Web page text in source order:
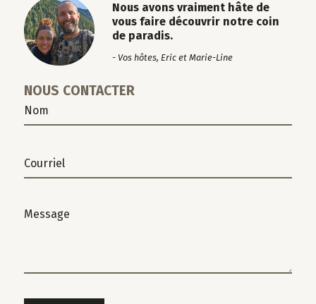
Nous avons vraiment hâte de
vous faire découvrir notre coin
de paradis.
- Vos hôtes, Eric et Marie-Line
NOUS CONTACTER